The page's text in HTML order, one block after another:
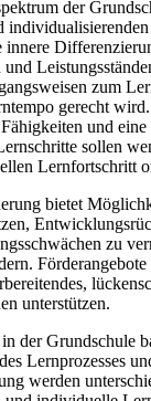
der
innere
zum
gerecht
und
sollen
Lernfortschritt
bietet
zu
unterstützen.
der Grundschule
Lernprozesses
werden